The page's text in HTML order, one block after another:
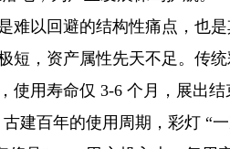
难以回避的结构性痛点，也
短，资产属性先天不足。传
使用寿命仅 3-6 个月，展出
建百年的使用周期，彩灯 “